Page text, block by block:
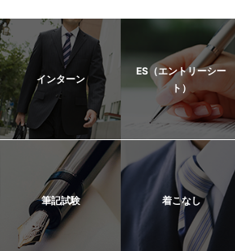
インターン
ES（エントリーシー
ト）
筆記試験 着こなし